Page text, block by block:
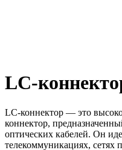
LC-
LC-коннектор — это
коннектор,
оптических кабелей. Он
телекоммуникациях, сетях